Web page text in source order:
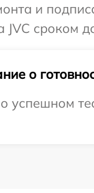
и
JVC сроком
о